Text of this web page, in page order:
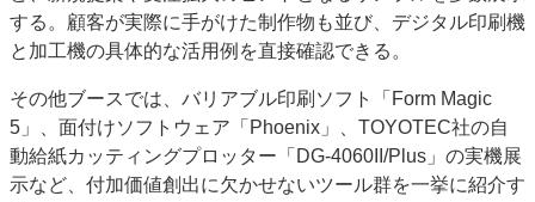
する。顧客が実際に手がけた制作物も並び、デジタル印刷機
と加工機の具体的な活用例を直接確認できる。
その他ブースでは、バリアブル印刷ソフト「Form Magic
5」、面付けソフトウェア「Phoenix」、TOYOTEC社の自
動給紙カッティングプロッター「DG-4060II/Plus」の実機展
示など、付加価値創出に欠かせないツール群を一挙に紹介す